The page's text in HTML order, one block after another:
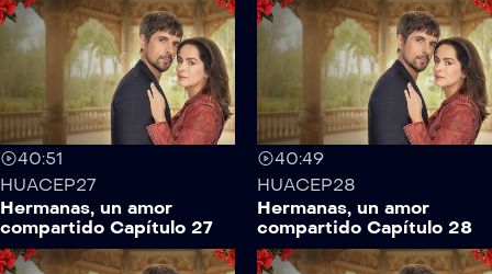
40:51
HUACEP27
Hermanas, un amor
compartido Capítulo 27
40:49
HUACEP28
Hermanas, un amor
compartido Capítulo 28